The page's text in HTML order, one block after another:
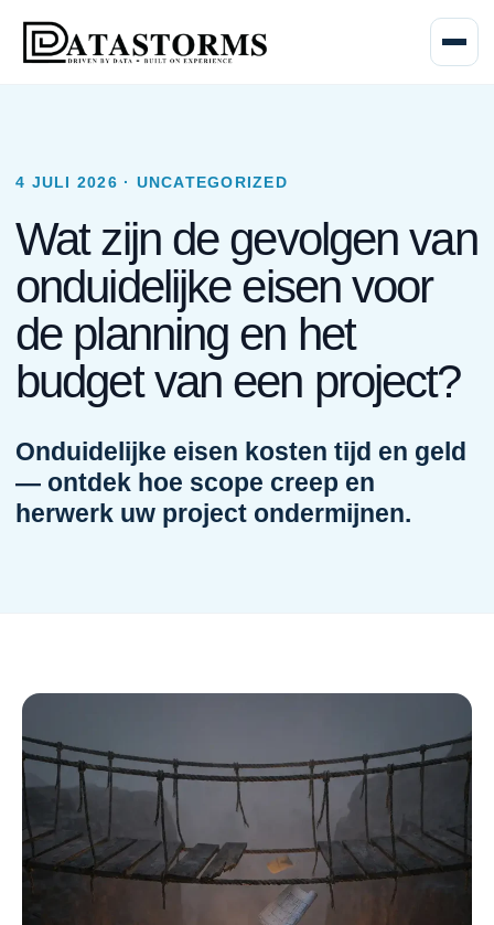
Menu
4 JULI 2026 · UNCATEGORIZED
Wat zijn de gevolgen van
onduidelijke eisen voor
de planning en het
budget van een project?
Onduidelijke eisen kosten tijd en geld
— ontdek hoe scope creep en
herwerk uw project ondermijnen.